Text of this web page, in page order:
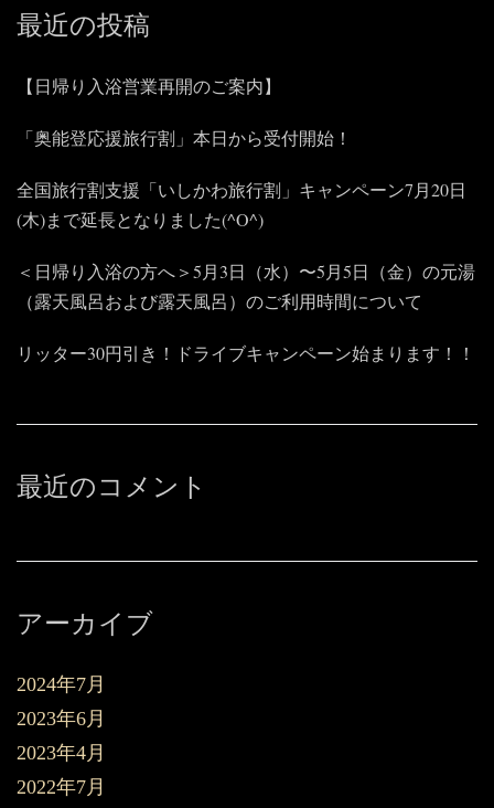
最近の投稿
【日帰り入浴営業再開のご案内】
「奥能登応援旅行割」本日から受付開始！
全国旅行割支援「いしかわ旅行割」キャンペーン7月20日
(木)まで延長となりました(^O^)
＜日帰り入浴の方へ＞5月3日（水）〜5月5日（金）の元湯
（露天風呂および露天風呂）のご利用時間について
リッター30円引き！ドライブキャンペーン始まります！！
最近のコメント
アーカイブ
2024年7月
2023年6月
2023年4月
2022年7月